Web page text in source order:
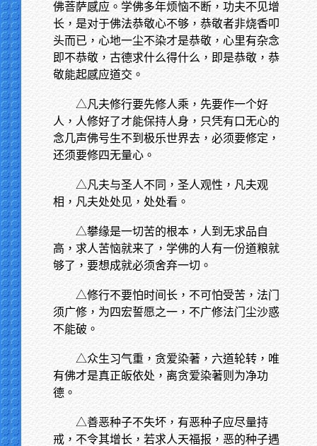
佛菩萨感应。学佛多年烦恼不断，功夫不见增
长，是对于佛法恭敬心不够，恭敬者非烧香叩
头而已，心地一尘不染才是恭敬，心里有杂念
即不恭敬，古德求什么得什么，即是恭敬，恭
敬能起感应道交。
△凡夫修行要先修人乘，先要作一个好
人，人修好了才能保持人身，只凭有口无心的
念几声佛号生不到极乐世界去，必须要修定，
还须要修四无量心。
△凡夫与圣人不同，圣人观性，凡夫观
相，凡夫处处见，处处看。
△攀缘是一切苦的根本，人到无求品自
高，求人苦恼就来了，学佛的人有一份道粮就
够了，要想成就必须舍弃一切。
△修行不要怕时间长，不可怕受苦，法门
须广修，为四宏誓愿之一，不广修法门尘沙惑
不能破。
△众生习气重，贪爱染著，六道轮转，唯
有佛才是真正皈依处，离贪爱染著则为净功
德。
△善恶种子不失坏，有恶种子应尽量持
戒，不令其增长，若求人天福报，恶的种子遇